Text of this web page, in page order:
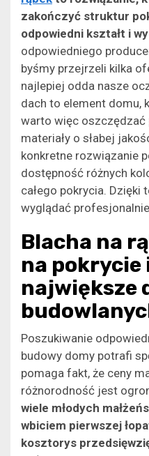
zakończyć struktur
odpowiedni kształt i
odpowiedniego
byśmy przejrzeli kilka
najlepiej odda nasze
dach to element domu,
warto więc oszczędzać
materiały o słabej
konkretne rozwiązanie
dostępność różnych
całego pokrycia. Dzięki
wyglądać
Blacha na
na pokrycie
największe
Poszukiwanie
budowy domy potrafi
pomaga fakt, że ceny
różnorodność jest
wiele młodych
wbiciem pierwszej
kosztorys